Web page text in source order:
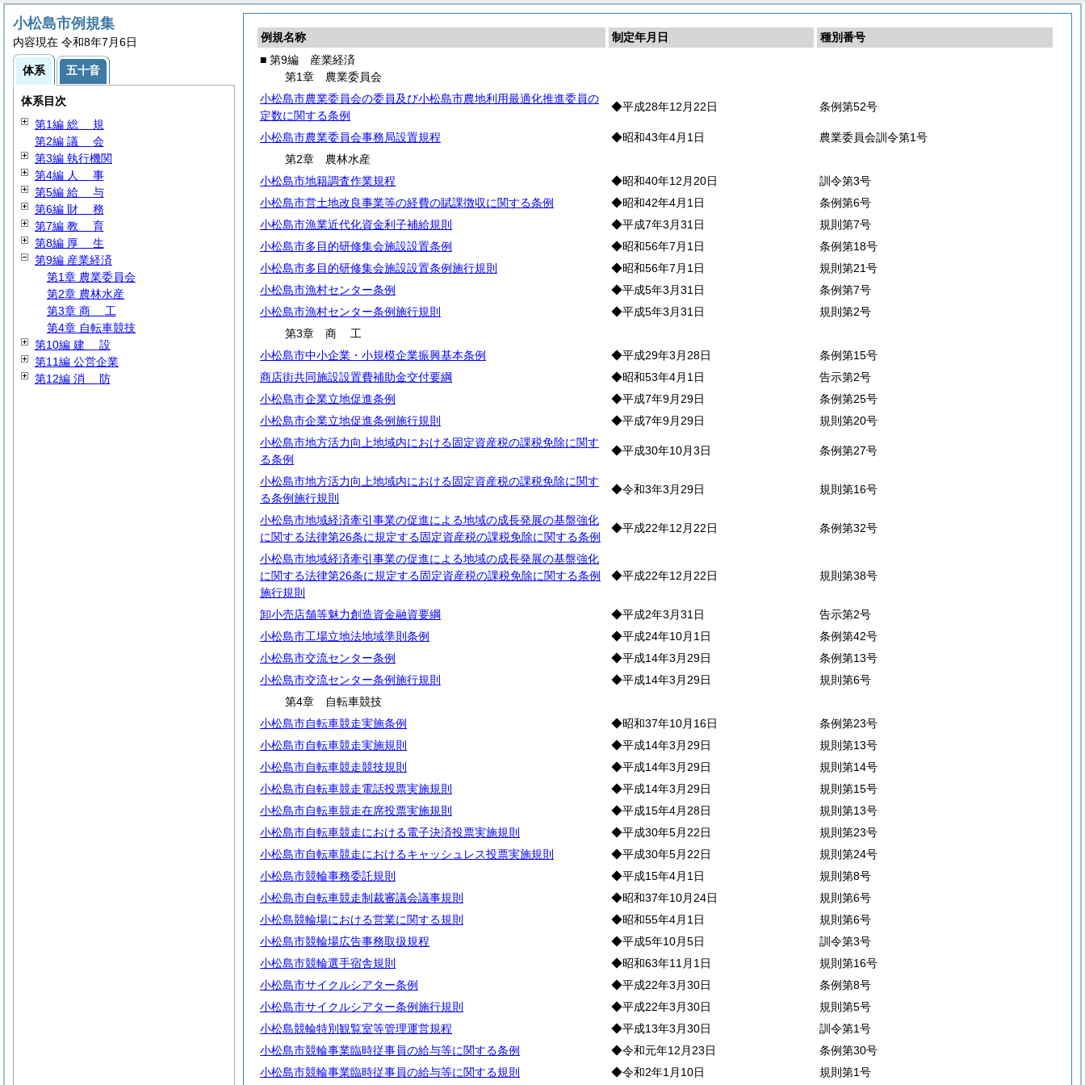
例規名称 制定年月日
種別番号
■ 第9編 産業経済
第1章 農業委員会
小松島市農業委員会の委員及び小松島市農地利用最適化推進委員の
定数に関する条例
◆平成28年12月22日 条例第52号
小松島市農業委員会事務局設置規程 ◆昭和43年4月1日
農業委員会訓令第1号
第2章 農林水産
小松島市地籍調査作業規程
◆昭和40年12月20日
訓令第3号
小松島市営土地改良事業等の経費の賦課徴収に関する条例
◆昭和42年4月1日
条例第6号
小松島市漁業近代化資金利子補給規則
◆平成7年3月31日
規則第7号
小松島市多目的研修集会施設設置条例
◆昭和56年7月1日
条例第18号
小松島市多目的研修集会施設設置条例施行規則
◆昭和56年7月1日
規則第21号
小松島市漁村センター条例
◆平成5年3月31日
条例第7号
小松島市漁村センター条例施行規則
◆平成5年3月31日
規則第2号
第3章 商 工
小松島市中小企業・小規模企業振興基本条例
◆平成29年3月28日
条例第15号
商店街共同施設設置費補助金交付要綱
◆昭和53年4月1日
告示第2号
小松島市企業立地促進条例
◆平成7年9月29日
条例第25号
小松島市企業立地促進条例施行規則
◆平成7年9月29日
規則第20号
小松島市地方活力向上地域内における固定資産税の課税免除に関す
る条例
◆平成30年10月3日 条例第27号
小松島市地方活力向上地域内における固定資産税の課税免除に関す
る条例施行規則
◆令和3年3月29日 規則第16号
小松島市地域経済牽引事業の促進による地域の成長発展の基盤強化
に関する法律第26条に規定する固定資産税の課税免除に関する条例
◆平成22年12月22日 条例第32号
小松島市地域経済牽引事業の促進による地域の成長発展の基盤強化
に関する法律第26条に規定する固定資産税の課税免除に関する条例
施行規則
◆平成22年12月22日 規則第38号
卸小売店舗等魅力創造資金融資要綱 ◆平成2年3月31日
告示第2号
小松島市工場立地法地域準則条例
◆平成24年10月1日
条例第42号
小松島市交流センター条例
◆平成14年3月29日
条例第13号
小松島市交流センター条例施行規則
◆平成14年3月29日
規則第6号
第4章 自転車競技
小松島市自転車競走実施条例
◆昭和37年10月16日
条例第23号
小松島市自転車競走実施規則
◆平成14年3月29日
規則第13号
小松島市自転車競走競技規則
◆平成14年3月29日
規則第14号
小松島市自転車競走電話投票実施規則
◆平成14年3月29日
規則第15号
小松島市自転車競走在席投票実施規則
◆平成15年4月28日
規則第13号
小松島市自転車競走における電子決済投票実施規則
◆平成30年5月22日
規則第23号
小松島市自転車競走におけるキャッシュレス投票実施規則
◆平成30年5月22日
規則第24号
小松島市競輪事務委託規則
◆平成15年4月1日
規則第8号
小松島市自転車競走制裁審議会議事規則
◆昭和37年10月24日
規則第6号
小松島競輪場における営業に関する規則
◆昭和55年4月1日
規則第6号
小松島市競輪場広告事務取扱規程
◆平成5年10月5日
訓令第3号
小松島市競輪選手宿舎規則
◆昭和63年11月1日
規則第16号
小松島市サイクルシアター条例
◆平成22年3月30日
条例第8号
小松島市サイクルシアター条例施行規則
◆平成22年3月30日
規則第5号
小松島競輪特別観覧室等管理運営規程
◆平成13年3月30日
訓令第1号
小松島市競輪事業臨時従事員の給与等に関する条例
◆令和元年12月23日
条例第30号
小松島市競輪事業臨時従事員の給与等に関する規則
◆令和2年1月10日 規則第1号
小松島市例規集
内容現在 令和8年7月6日
体系 五十音
体系目次
第1編 総 規
第2編 議 会
第3編 執行機関
第4編 人 事
第5編 給 与
第6編 財 務
第7編 教 育
第8編 厚 生
第9編 産業経済
第1章 農業委員会
第2章 農林水産
第3章 商 工
第4章 自転車競技
第10編 建 設
第11編 公営企業
第12編 消 防